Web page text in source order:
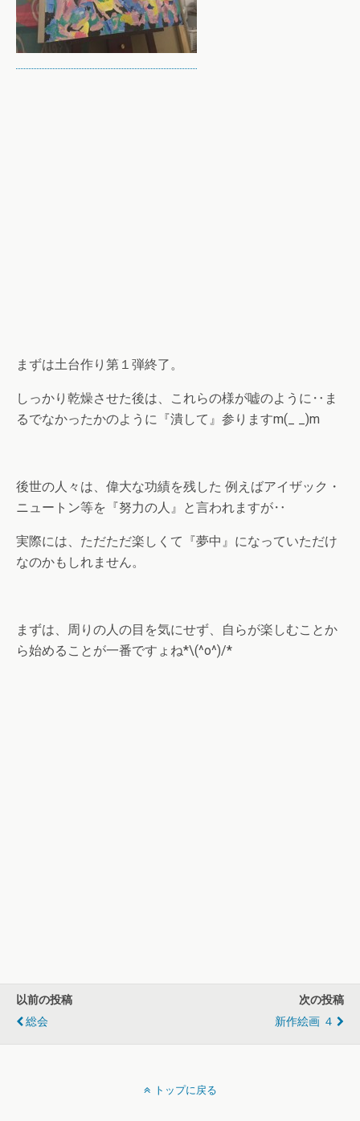
まずは土台作り第１弾終了。
しっかり乾燥させた後は、これらの様が嘘のように‥ま
るでなかったかのように『潰して』参りますm(_ _)m
後世の人々は、偉大な功績を残した 例えばアイザック・
ニュートン等を『努力の人』と言われますが‥
実際には、ただただ楽しくて『夢中』になっていただけ
なのかもしれません。
まずは、周りの人の目を気にせず、自らが楽しむことか
ら始めることが一番ですょね*\(^o^)/*
以前の投稿
総会
次の投稿
新作絵画 ４
トップに戻る